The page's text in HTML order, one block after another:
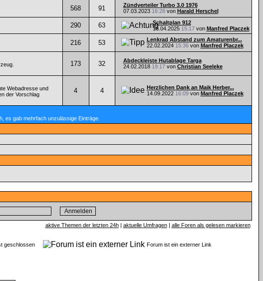
568 91
Zündverteiler Turbo 3.0 1976
07.03.2023 16:28von Harald Herschel
290 63
Schaltplan 912
16.04.2025 15:17von Manfred Placzek
216 53
Lenkrad Abstand zum Amaturenbr...
22.02.2024 15:36von Manfred Placzek
173 32
Abdeckleiste Hutablage Targa
24.02.2018 19:17von Christian Seeleke
Webadresse und
der Vorschlag
4 4
Herzlichen Dank an Maik Herber...
14.09.2022 16:09von Manfred Placzek
es gab mehrfach unzulässige Einträge.
aktive Themen der letzten 24h| aktuelle Umfragen| alle Foren als gelesen markieren
geschlossen Forum ist ein externer Link